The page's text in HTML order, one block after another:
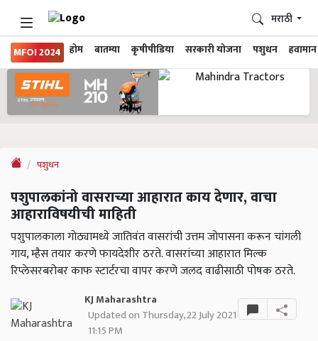
MFOI 2024 होम बातम्या कृषीपीडिया सरकारी योजना पशुधन हवामान
मराठी
पशुधन
पशुपालकांनो वासराच्या आहारात काय देणार, वाचा
आहाराविषयीची माहिती
पशुपालकाला गोठ्यामध्ये जातिवंत वासरांची उत्तम जोपासना करून चांगली
गाय, म्हैस तयार करणे फायदेशीर ठरते. वासरांच्या आहारात मिल्क
रिप्लेसरबरोबर काफ स्टार्टरचा वापर करणे जलद वाढीसाठी पोषक ठरते.
KJ Maharashtra
Updated on Thursday, 22 July 2021
11:15 PM